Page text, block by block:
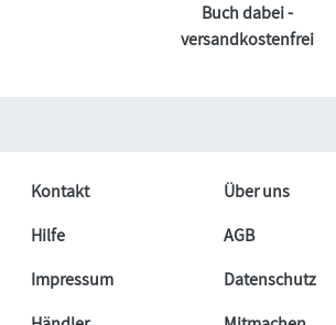
Buch dabei -
versandkostenfrei
Kontakt
Über uns
Hilfe
AGB
Impressum
Datenschutz